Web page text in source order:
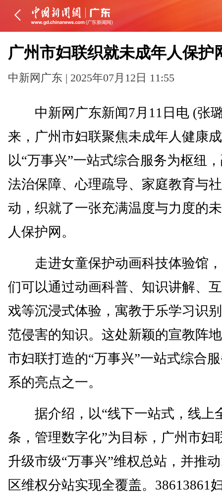
广州市妇联织就未成年人保护
中新网广东 | 2025年07月12日 11:55
中新网广东新闻7月11日电 (张
来，广州市妇联聚焦未成年人健康
以“万事兴”一站式综合服务为枢纽
法治保障、心理疏导、家庭教育与
动，织就了一张充满温度与力度的
人保护网。
走进女童保护动画科技体验馆
们可以通过动画科普、知识讲解、
戏等沉浸式体验，寓教于乐学习识
范侵害的知识。这处新颖的宣教阵
市妇联打造的“万事兴”一站式综合
系的亮点之一。
据介绍，以“线下一站式，线上
条，管理数字化”为目标，广州市妇
升级市级“万事兴”维权总站，并推
区维权分站实现全覆盖。38613861